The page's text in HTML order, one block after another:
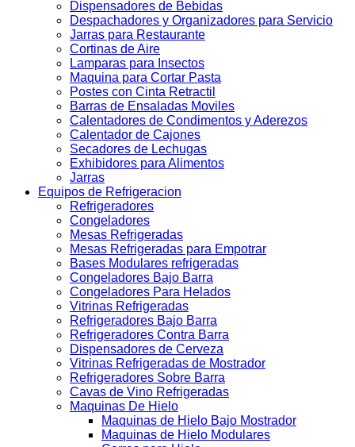
Dispensadores de Bebidas
Despachadores y Organizadores para Servicio
Jarras para Restaurante
Cortinas de Aire
Lamparas para Insectos
Maquina para Cortar Pasta
Postes con Cinta Retractil
Barras de Ensaladas Moviles
Calentadores de Condimentos y Aderezos
Calentador de Cajones
Secadores de Lechugas
Exhibidores para Alimentos
Jarras
Equipos de Refrigeracion
Refrigeradores
Congeladores
Mesas Refrigeradas
Mesas Refrigeradas para Empotrar
Bases Modulares refrigeradas
Congeladores Bajo Barra
Congeladores Para Helados
Vitrinas Refrigeradas
Refrigeradores Bajo Barra
Refrigeradores Contra Barra
Dispensadores de Cerveza
Vitrinas Refrigeradas de Mostrador
Refrigeradores Sobre Barra
Cavas de Vino Refrigeradas
Maquinas De Hielo
Maquinas de Hielo Bajo Mostrador
Maquinas de Hielo Modulares